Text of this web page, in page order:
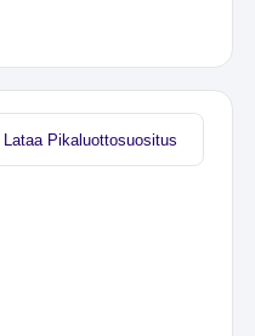
Lataa Pikaluottosuositus